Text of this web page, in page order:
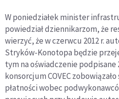
W poniedziałek minister
powiedział dziennikarzom, że
wierzyć, że w czerwcu 2012 r.
Stryków-Konotopa będzie
tym na oświadczenie
konsorcjum COVEC
płatności wobec